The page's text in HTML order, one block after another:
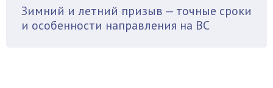
Зимний и летний призыв — точные сроки
и особенности направления на ВС